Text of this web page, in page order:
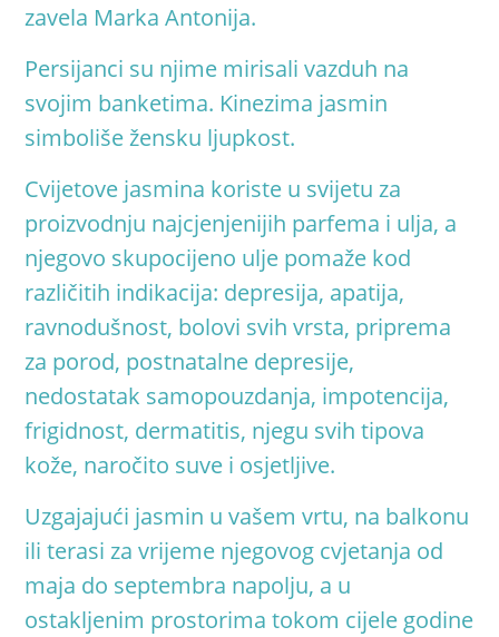
zavela Marka Antonija.
Persijanci su njime mirisali vazduh na
svojim banketima. Kinezima jasmin
simboliše žensku ljupkost.
Cvijetove jasmina koriste u svijetu za
proizvodnju najcjenjenijih parfema i ulja, a
njegovo skupocijeno ulje pomaže kod
različitih indikacija: depresija, apatija,
ravnodušnost, bolovi svih vrsta, priprema
za porod, postnatalne depresije,
nedostatak samopouzdanja, impotencija,
frigidnost, dermatitis, njegu svih tipova
kože, naročito suve i osjetljive.
Uzgajajući jasmin u vašem vrtu, na balkonu
ili terasi za vrijeme njegovog cvjetanja od
maja do septembra napolju, a u
ostakljenim prostorima tokom cijele godine